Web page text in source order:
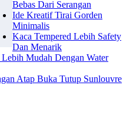
Bebas Dari Serangan
Ide Kreatif Tirai Gorden
Minimalis
Kaca Tempered Lebih Safety
Dan Menarik
Mudah Dengan Water
Atap Buka Tutup Sunlouvre